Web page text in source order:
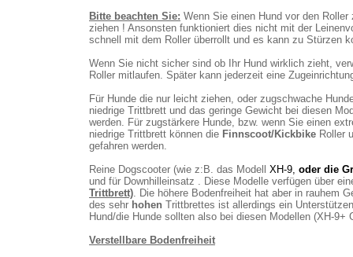
Bitte beachten Sie: Wenn Sie einen Hund vor den
ziehen ! Ansonsten funktioniert dies nicht mit der
schnell mit dem Roller überrollt und es kann zu Stürzen
Wenn Sie nicht sicher sind ob Ihr Hund wirklich zieht,
Roller mitlaufen. Später kann jederzeit eine
Für Hunde die nur leicht ziehen, oder zugschwache
niedrige Trittbrett und das geringe Gewicht bei diesen
werden. Für zugstärkere Hunde, bzw. wenn Sie einen
niedrige Trittbrett können die Finnscoot/Kickbike Roller
gefahren werden.
Reine Dogscooter (wie z:B. das Modell
XH-9, oder die
und für Downhilleinsatz . Diese Modelle verfügen über
Trittbrett). Die höhere Bodenfreiheit hat aber in rauhem
des sehr hohen Trittbrettes ist allerdings ein
Hund/die Hunde sollten also bei diesen Modellen (XH-9+
Verstellbare Bodenfreiheit